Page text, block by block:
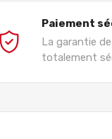
Paiement
La garantie
totalement